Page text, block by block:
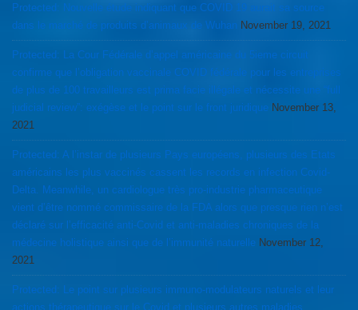
Protected: Nouvelle étude indiquant que COVID 19 aurait sa source
dans le marché de produits d’animaux de Wuhan November 19, 2021
Protected: La Cour Fédérale d’appel américaine du 5ieme circuit
confirme que l’obligation vaccinale COVID fédérale pour les entreprises
de plus de 100 travailleurs est prima facie illégale et nécessite une “full
judicial review”: exégèse et le point sur le front juridique November 13,
2021
Protected: A l’instar de plusieurs Pays européens, plusieurs des Etats
américains les plus vaccinés cassent les records en infection Covid-
Delta. Meanwhile, un cardiologue très pro-industrie pharmaceutique
vient d’être nommé commissaire de la FDA alors que presque rien n’est
déclaré sur l’efficacité anti-Covid et anti-maladies chroniques de la
médecine holistique ainsi que de l’immunité naturelle November 12,
2021
Protected: Le point sur plusieurs immuno-modulateurs naturels et leur
actions thérapeutique sur le Covid et plusieurs autres maladies